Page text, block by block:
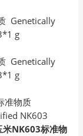
Genetically
g
Genetically
g
准物质
NK603
米NK603标准物